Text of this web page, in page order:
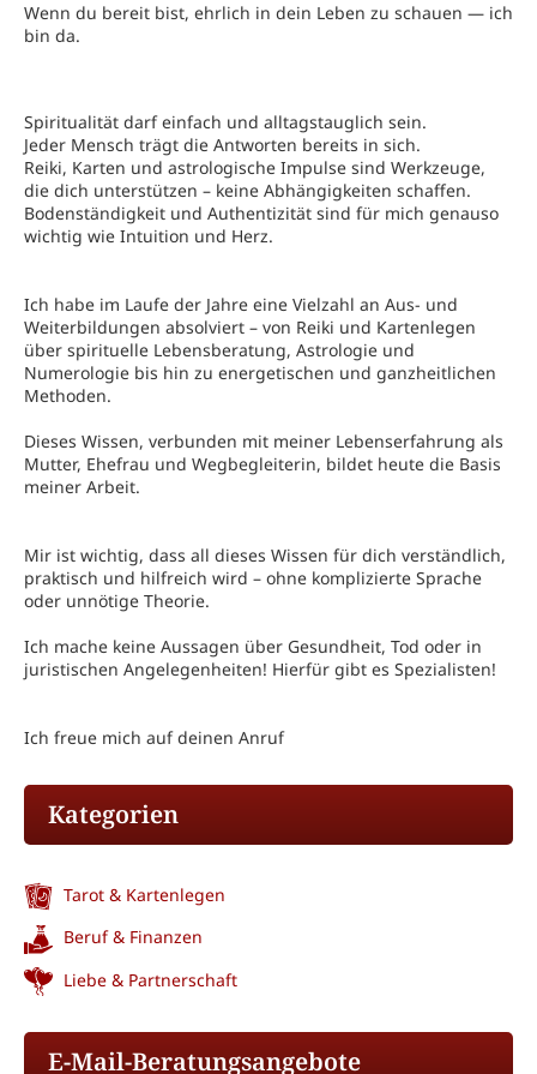
Wenn du bereit bist, ehrlich in dein Leben zu schauen — ich
bin da.
Spiritualität darf einfach und alltagstauglich sein.
Jeder Mensch trägt die Antworten bereits in sich.
Reiki, Karten und astrologische Impulse sind Werkzeuge,
die dich unterstützen – keine Abhängigkeiten schaffen.
Bodenständigkeit und Authentizität sind für mich genauso
wichtig wie Intuition und Herz.
Ich habe im Laufe der Jahre eine Vielzahl an Aus- und
Weiterbildungen absolviert – von Reiki und Kartenlegen
über spirituelle Lebensberatung, Astrologie und
Numerologie bis hin zu energetischen und ganzheitlichen
Methoden.
Dieses Wissen, verbunden mit meiner Lebenserfahrung als
Mutter, Ehefrau und Wegbegleiterin, bildet heute die Basis
meiner Arbeit.
Mir ist wichtig, dass all dieses Wissen für dich verständlich,
praktisch und hilfreich wird – ohne komplizierte Sprache
oder unnötige Theorie.
Ich mache keine Aussagen über Gesundheit, Tod oder in
juristischen Angelegenheiten! Hierfür gibt es Spezialisten!
Ich freue mich auf deinen Anruf
Kategorien
Tarot & Kartenlegen
Beruf & Finanzen
Liebe & Partnerschaft
E-Mail-Beratungsangebote